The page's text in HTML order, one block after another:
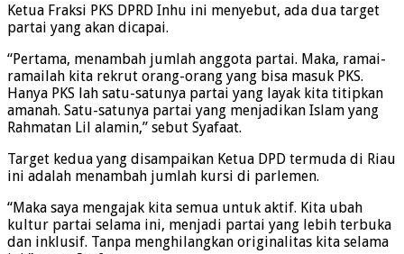
Ketua Fraksi PKS DPRD Inhu ini menyebut, ada dua target
partai yang akan dicapai.
“Pertama, menambah jumlah anggota partai. Maka, ramai-
ramailah kita rekrut orang-orang yang bisa masuk PKS.
Hanya PKS lah satu-satunya partai yang layak kita titipkan
amanah. Satu-satunya partai yang menjadikan Islam yang
Rahmatan Lil alamin,” sebut Syafaat.
Target kedua yang disampaikan Ketua DPD termuda di Riau
ini adalah menambah jumlah kursi di parlemen.
“Maka saya mengajak kita semua untuk aktif. Kita ubah
kultur partai selama ini, menjadi partai yang lebih terbuka
dan inklusif. Tanpa menghilangkan originalitas kita selama